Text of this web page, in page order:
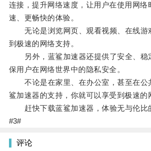
连接，提升网络速度，让用户在使用网络
速、更畅快的体验。
无论是浏览网页、观看视频、在线游
到极速的网络支持。
另外，蓝鲨加速器还提供了安全、稳
保用户在网络世界中的隐私安全。
不论是在家里、在办公室，甚至在公
鲨加速器的支持，你就可以享受到极速的
赶快下载蓝鲨加速器，体验无与伦比
#3#
评论